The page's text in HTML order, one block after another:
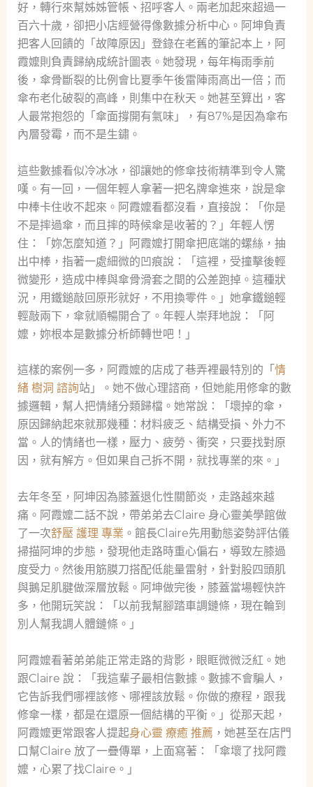
好，轉行來幫姊姊管帳、招呼客人。兩老加起來超過一
百六十歲，卻把小店經營得像數據分析中心。阿坤負責
把客人回饋的「故障原因」登錄在老舊的筆記本上，阿
霞嬤則負責歸納成統計圖表。她發現，每年梅雨季前
後，傘骨斷裂的比例會比夏季午後雷陣雨高出一倍；而
傘布老化破裂的高峰，則集中在秋天。她甚至算出，客
人最常抱怨的「傘面撐開有氣味」，有87%是因為傘布
內層發霉，而不是生鏽。
這些數據看似冷冰冰，卻讓她的修傘技術精準到令人驚
嘆。有一回，一個年輕人拿著一把名牌傘進來，說是傘
中棒卡住收不起來。阿霞嬤看都沒看，直接說：「你是
不是摔過傘，而且摔的時候傘是收著的？」年輕人愣
住：「妳怎麼知道？」阿霞嬤打開傘把底端的螺絲，抽
出中棒，指著一處細微的凹痕說：「這裡，受撞擊後輕
微變形，造成中棒與傘骨滑套之間的公差跑掉。這種狀
況，用鐵鎚敲回原形就好，不用換零件。」她拿鐵鎚輕
輕敲兩下，傘就順暢開合了。年輕人崇拜地說：「阿
嬤，妳根本是數據分析師轉世吧！」
這樣的案例一多，阿霞嬤的店成了巷弄裡最特別的「 情
緒 樹洞 諮詢站」。她不做心理諮商，但她能用修傘的數
據邏輯，幫人把情緒分類歸檔。她常說：「壞掉的傘，
原因歸納起來就那幾種：材料疲乏、結構受損、外力不
當。人的情緒也一樣，壓力、疲勞、衝突，只要找對原
因，就有解方。但如果自己拆不開，就找專業的來。」
去年冬至，阿坤因為膝蓋退化性關節炎，走路越來越
痛。阿霞嬤二話不說，帶弟弟去Claire 身心靈美學館做
了一次舒壓 護理 專業 。館長Claire先用動態姿勢評估儀
掃描阿坤的步態，發現他走路時重心偏右，導致左膝過
度受力。然後用筋膜刀搭配低能量雷射，針對股四頭肌
與鵝足肌腱做深層放鬆。阿坤做完後，膝蓋當場輕快許
多，他開玩笑說：「以前我幫腳踏車調鏈條，現在輪到
別人幫我調人體鏈條。」
阿霞嬤看著弟弟能正常走路的背影，眼眶微微泛紅。她
跟Claire 說：「我這輩子最相信數據。數據不會騙人，
它告訴我們哪裡該修、哪裡該放鬆。你做的療程，跟我
修傘一樣，都是在還原一個結構的平衡。」從那天起，
阿霞嬤更常跟客人提起身心靈 療癒 推薦 ，她甚至在店門
口幫Claire 放了一疊傳單，上面寫著：「傘壞了找阿霞
嬤，心累了找Claire。」